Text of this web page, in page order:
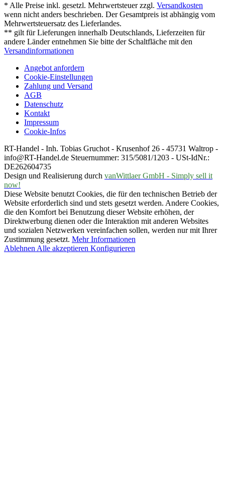
* Alle Preise inkl. gesetzl. Mehrwertsteuer zzgl. Versandkosten
wenn nicht anders beschrieben. Der Gesamtpreis ist abhängig vom
Mehrwertsteuersatz des Lieferlandes.
** gilt für Lieferungen innerhalb Deutschlands, Lieferzeiten für
andere Länder entnehmen Sie bitte der Schaltfläche mit den
Versandinformationen
Angebot anfordern
Cookie-Einstellungen
Zahlung und Versand
AGB
Datenschutz
Kontakt
Impressum
Cookie-Infos
RT-Handel - Inh. Tobias Gruchot - Krusenhof 26 - 45731 Waltrop -
info@RT-Handel.de Steuernummer: 315/5081/1203 - USt-IdNr.:
DE262604735
Design und Realisierung durch vanWittlaer GmbH - Simply sell it
now!
Diese Website benutzt Cookies, die für den technischen Betrieb der
Website erforderlich sind und stets gesetzt werden. Andere Cookies,
die den Komfort bei Benutzung dieser Website erhöhen, der
Direktwerbung dienen oder die Interaktion mit anderen Websites
und sozialen Netzwerken vereinfachen sollen, werden nur mit Ihrer
Zustimmung gesetzt. Mehr Informationen
Ablehnen Alle akzeptieren Konfigurieren